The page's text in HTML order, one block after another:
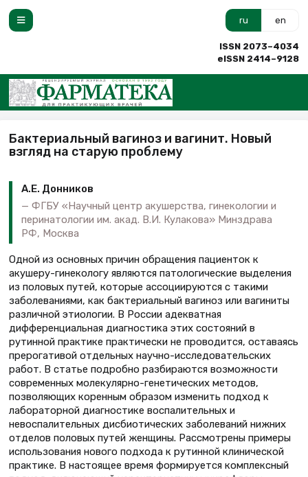
ru en
ISSN 2073–4034
eISSN 2414–9128
Бактериальный вагиноз и вагинит. Новый
взгляд на старую проблему
А.Е. Донников
ФГБУ «Научный центр акушерства, гинекологии и
перинатологии им. акад. В.И. Кулакова» Минздрава
РФ, Москва
Одной из основных причин обращения пациенток к
акушеру-гинекологу являются патологические выделения
из половых путей, которые ассоциируются с такими
заболеваниями, как бактериальный вагиноз или вагиниты
различной этиологии. В России адекватная
дифференциальная диагностика этих состояний в
рутинной практике практически не проводится, оставаясь
прерогативой отдельных научно-исследовательских
работ. В статье подробно разбираются возможности
современных молекулярно-генетических методов,
позволяющих коренным образом изменить подход к
лабораторной диагностике воспалительных и
невоспалительных дисбиотических заболеваний нижних
отделов половых путей женщины. Рассмотрены примеры
использования нового подхода к рутинной клинической
практике. В настоящее время формируется комплексный